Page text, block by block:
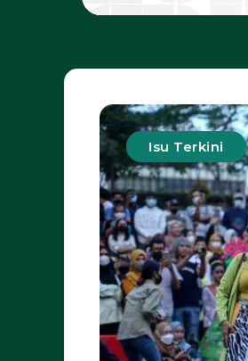
Isu Terkini